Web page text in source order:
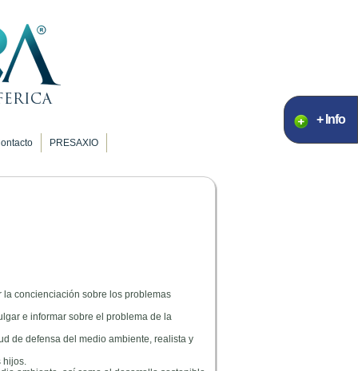
+ Info
PRESAXIO
concienciación sobre los problemas
e informar sobre el problema de la
de defensa del medio ambiente, realista y
hijos.